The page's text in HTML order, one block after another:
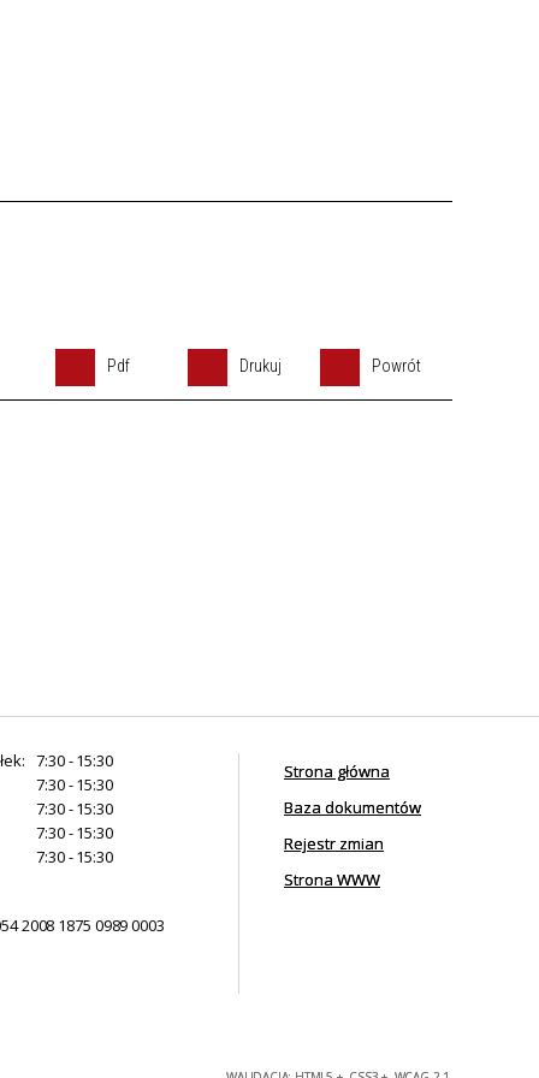
Pdf Drukuj Powrót
7:30 - 15:30
7:30 - 15:30
7:30 - 15:30
7:30 - 15:30
7:30 - 15:30
2008 1875 0989 0003
Strona główna
Baza dokumentów
Rejestr zmian
Strona WWW